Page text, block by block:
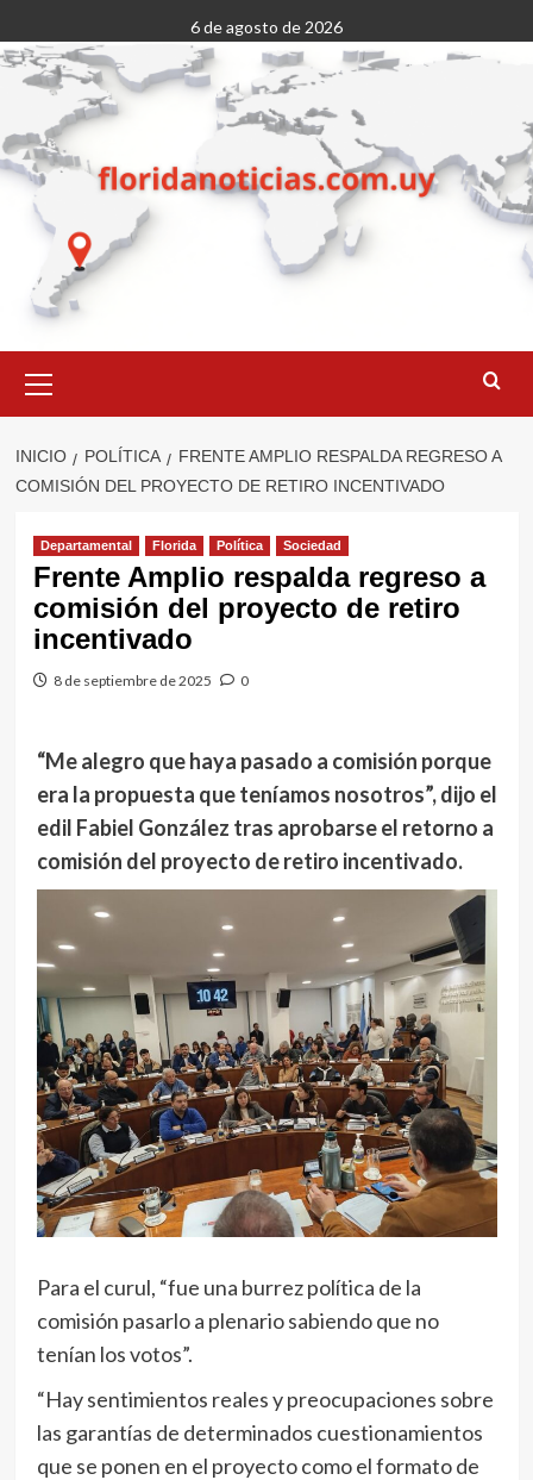
al
contenido
6 de agosto de 2026
primario
INICIO POLÍTICA
FRENTE AMPLIO RESPALDA REGRESO A
COMISIÓN DEL PROYECTO DE RETIRO INCENTIVADO
Departamental Florida Política Sociedad
Frente Amplio respalda regreso a
comisión del proyecto de retiro
incentivado
8 de septiembre de 2025 0
“Me alegro que haya pasado a comisión porque
era la propuesta que teníamos nosotros”, dijo el
edil Fabiel González tras aprobarse el retorno a
comisión del proyecto de retiro incentivado.
Para el curul, “fue una burrez política de la
comisión pasarlo a plenario sabiendo que no
tenían los votos”.
“Hay sentimientos reales y preocupaciones sobre
las garantías de determinados cuestionamientos
que se ponen en el proyecto como el formato de